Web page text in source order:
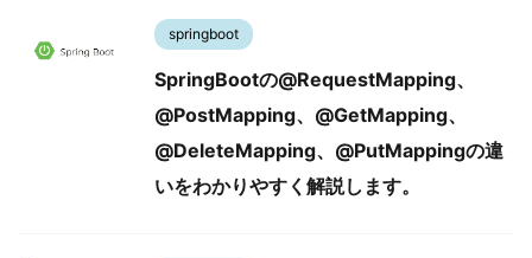
springboot
SpringBootの@RequestMapping、
@PostMapping、@GetMapping、
@DeleteMapping、@PutMappingの違
いをわかりやすく解説します。